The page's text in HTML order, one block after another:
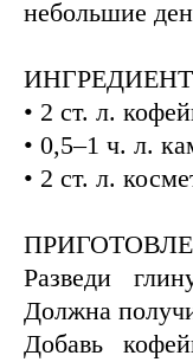
небольшие
• 2 ст. л.
• 0,5–1 ч. л.
• 2 ст. л.
Разведи
Должна
Добавь